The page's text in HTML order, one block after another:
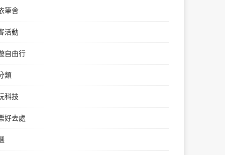
筆舍
活動
自由行
類
科技
好去處